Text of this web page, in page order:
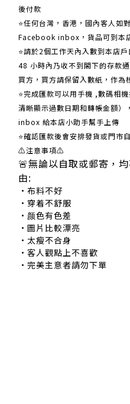
後付款
⭐任何台灣，香港，國內客人如
Facebook inbox，貨品可到本
​​⭐請於2個工作天內入數到本店
48 小時內乃收不到閣下的存款
買方，買方請保留入數紙，作為
⭐完成匯款可以用手機 ,數碼相
清晰顯示過數日期和轉帳金額
inbox 給本店小助手幫手上傳
⭐確認匯款後會安排發貨或門市
⚠注意事項⚠
🚨無論以自取或郵寄，
由:
•布料不好 •
•穿着不舒服 •
•颜色有色差 •
•圖片比較漂亮
•太瘦不合身 •
•客人觀點上不喜歡
•完美主意者請勿下單